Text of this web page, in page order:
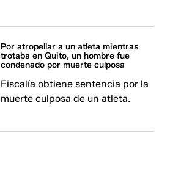
Por atropellar a un atleta mientras
trotaba en Quito, un hombre fue
condenado por muerte culposa
Fiscalía obtiene sentencia por la
muerte culposa de un atleta.